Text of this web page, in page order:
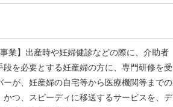
業】出産時や妊婦健診などの際に、介助者
を必要とする妊産婦の方に、専門研修を受
ーが、妊産婦の自宅等から医療機関等までの
かつ、スピーディに移送するサービスを、デ